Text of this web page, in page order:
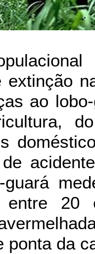
extinção
ao
guará
entre 20
ponta da